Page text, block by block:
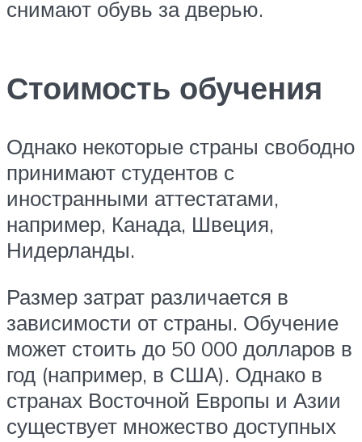
снимают обувь за дверью.
Стоимость обучения
Однако некоторые страны свободно
принимают студентов с
иностранными аттестатами,
например, Канада, Швеция,
Нидерланды.
Размер затрат различается в
зависимости от страны. Обучение
может стоить до 50 000 долларов в
год (например, в США). Однако в
странах Восточной Европы и Азии
существует множество доступных